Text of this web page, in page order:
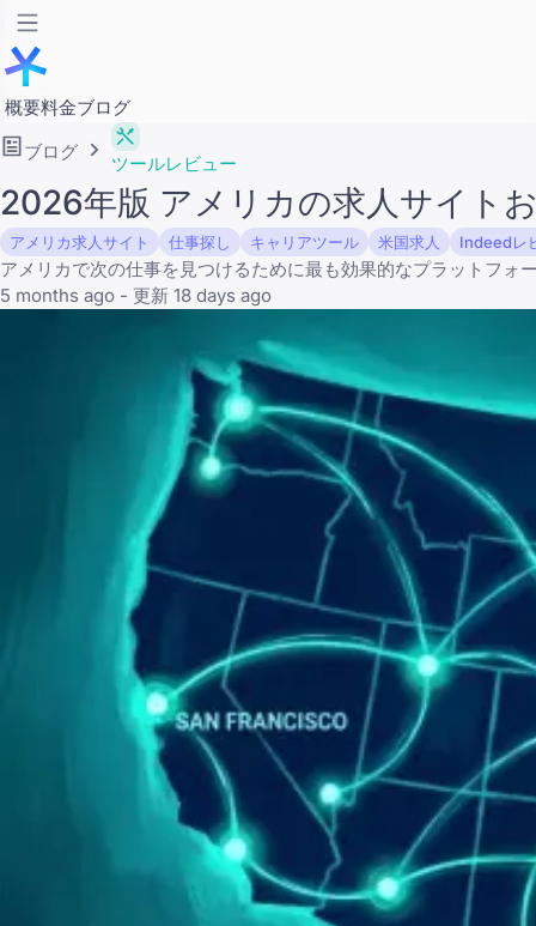
概要料金ブログ
ブログ
ツールレビュー
2026年版 アメリカの求人サイト
アメリカ求人サイト 仕事探し キャリアツール 米国求人 Indeedレ
アメリカで次の仕事を見つけるために最も効果的なプラットフォ
5 months ago - 更新 18 days ago